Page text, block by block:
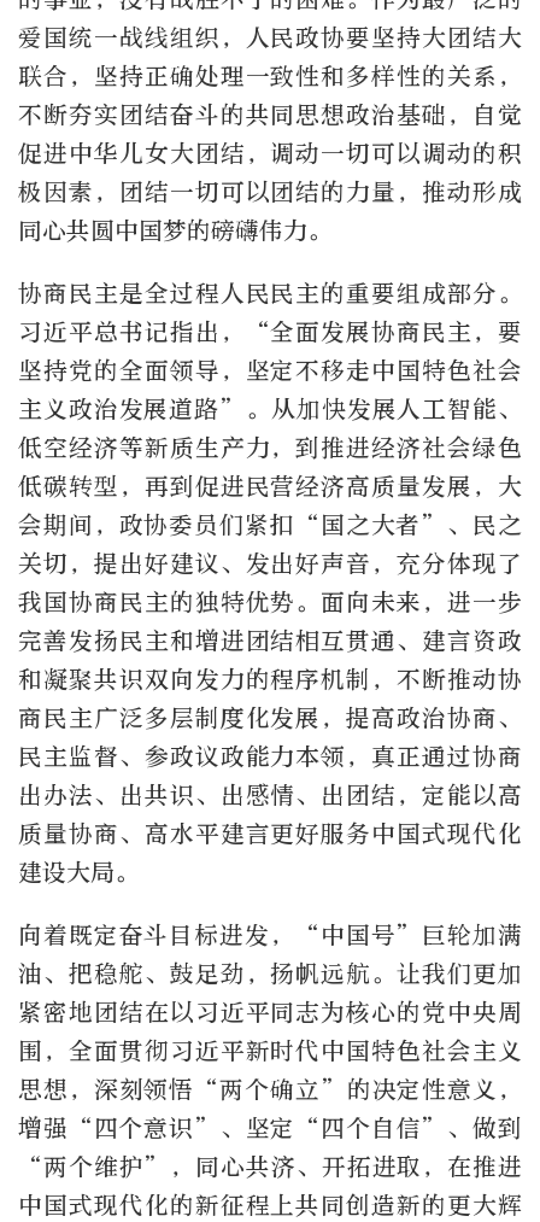
爱国统一战线组织，人民政协要坚持大团结大
联合，坚持正确处理一致性和多样性的关系，
不断夯实团结奋斗的共同思想政治基础，自觉
促进中华儿女大团结，调动一切可以调动的积
极因素，团结一切可以团结的力量，推动形成
同心共圆中国梦的磅礴伟力。
协商民主是全过程人民民主的重要组成部分。
习近平总书记指出，“全面发展协商民主，要
坚持党的全面领导，坚定不移走中国特色社会
主义政治发展道路”。从加快发展人工智能、
低空经济等新质生产力，到推进经济社会绿色
低碳转型，再到促进民营经济高质量发展，大
会期间，政协委员们紧扣“国之大者”、民之
关切，提出好建议、发出好声音，充分体现了
我国协商民主的独特优势。面向未来，进一步
完善发扬民主和增进团结相互贯通、建言资政
和凝聚共识双向发力的程序机制，不断推动协
商民主广泛多层制度化发展，提高政治协商、
民主监督、参政议政能力本领，真正通过协商
出办法、出共识、出感情、出团结，定能以高
质量协商、高水平建言更好服务中国式现代化
建设大局。
向着既定奋斗目标进发，“中国号”巨轮加满
油、把稳舵、鼓足劲，扬帆远航。让我们更加
紧密地团结在以习近平同志为核心的党中央周
围，全面贯彻习近平新时代中国特色社会主义
思想，深刻领悟“两个确立”的决定性意义，
增强“四个意识”、坚定“四个自信”、做到
“两个维护”，同心共济、开拓进取，在推进
中国式现代化的新征程上共同创造新的更大辉